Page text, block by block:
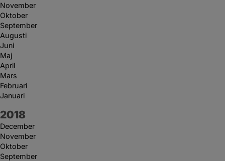
November
Oktober
September
Augusti
Juni
Maj
April
Mars
Februari
Januari
År:
2018
December
November
Oktober
September